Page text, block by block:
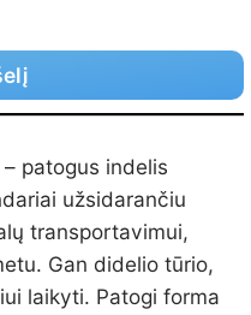
– patogus indelis
užsidarančiu
transportavimui,
Gan didelio tūrio,
laikyti. Patogi forma